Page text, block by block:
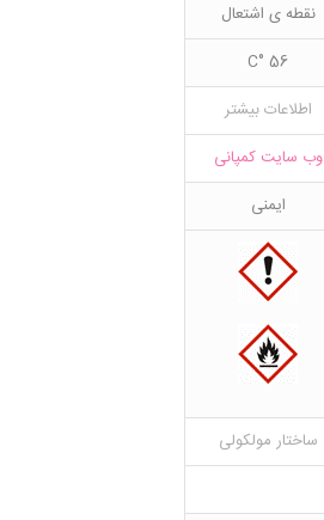
نقطه ی اشتعال
56 °C
اطلاعات بیشتر
وب سایت کمپانی
ایمنی
ساختار مولکولی